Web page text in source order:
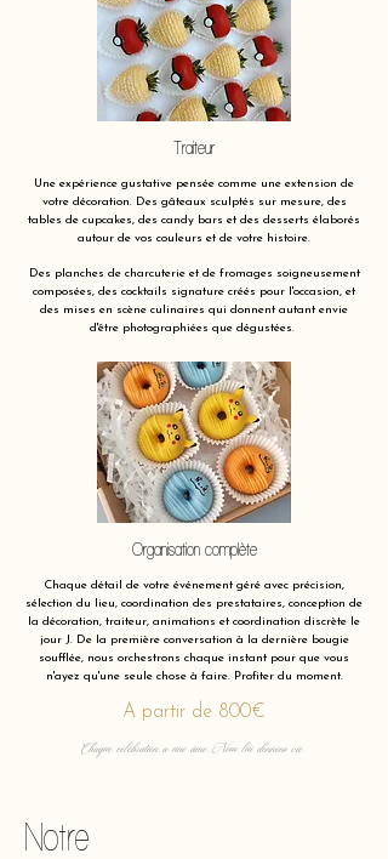
Traiteur
Une expérience gustative pensée comme une extension de
votre décoration. Des gâteaux sculptés sur mesure, des
tables de cupcakes, des candy bars et des desserts élaborés
autour de vos couleurs et de votre histoire.
Des planches de charcuterie et de fromages soigneusement
composées, des cocktails signature créés pour l'occasion, et
des mises en scène culinaires qui donnent autant envie
d'être photographiées que dégustées.
Organisation complète
Chaque détail de votre événement géré avec précision,
sélection du lieu, coordination des prestataires, conception de
la décoration, traiteur, animations et coordination discrète le
jour J. De la première conversation à la dernière bougie
soufflée, nous orchestrons chaque instant pour que vous
n'ayez qu'une seule chose à faire. Profiter du moment.
A partir de 800€
Chaque célébration a une âme. Nous lui donnons vie.
Notre